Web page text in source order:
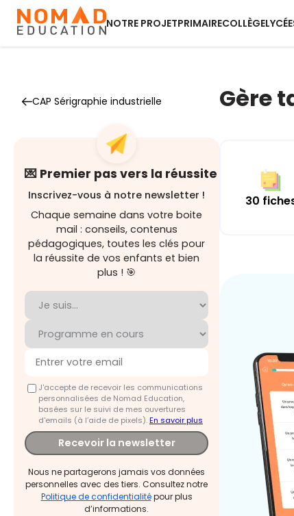
NOTRE PROJETPRIMAIRECOLLÈGELYCÉE
CAP Sérigraphie industrielle
💌 Premier pas vers la réussite
Inscrivez-vous à notre newsletter !
Chaque semaine dans votre boite
mail : conseils, contenus
pédagogiques, toutes les clés pour
la réussite de vos enfants et bien
plus ! 🎯
J'accepte de recevoir les communications
personnalisées de Nomad Education,
basées sur le suivi de mes ouvertures
d'emails (à l’aide de pixels).En savoir plus
Recevoir la newsletter
Nous ne partagerons jamais vos données
personnelles avec des tiers. Consultez notre
Politique de confidentialitépour plus
d’informations.
Gère
30